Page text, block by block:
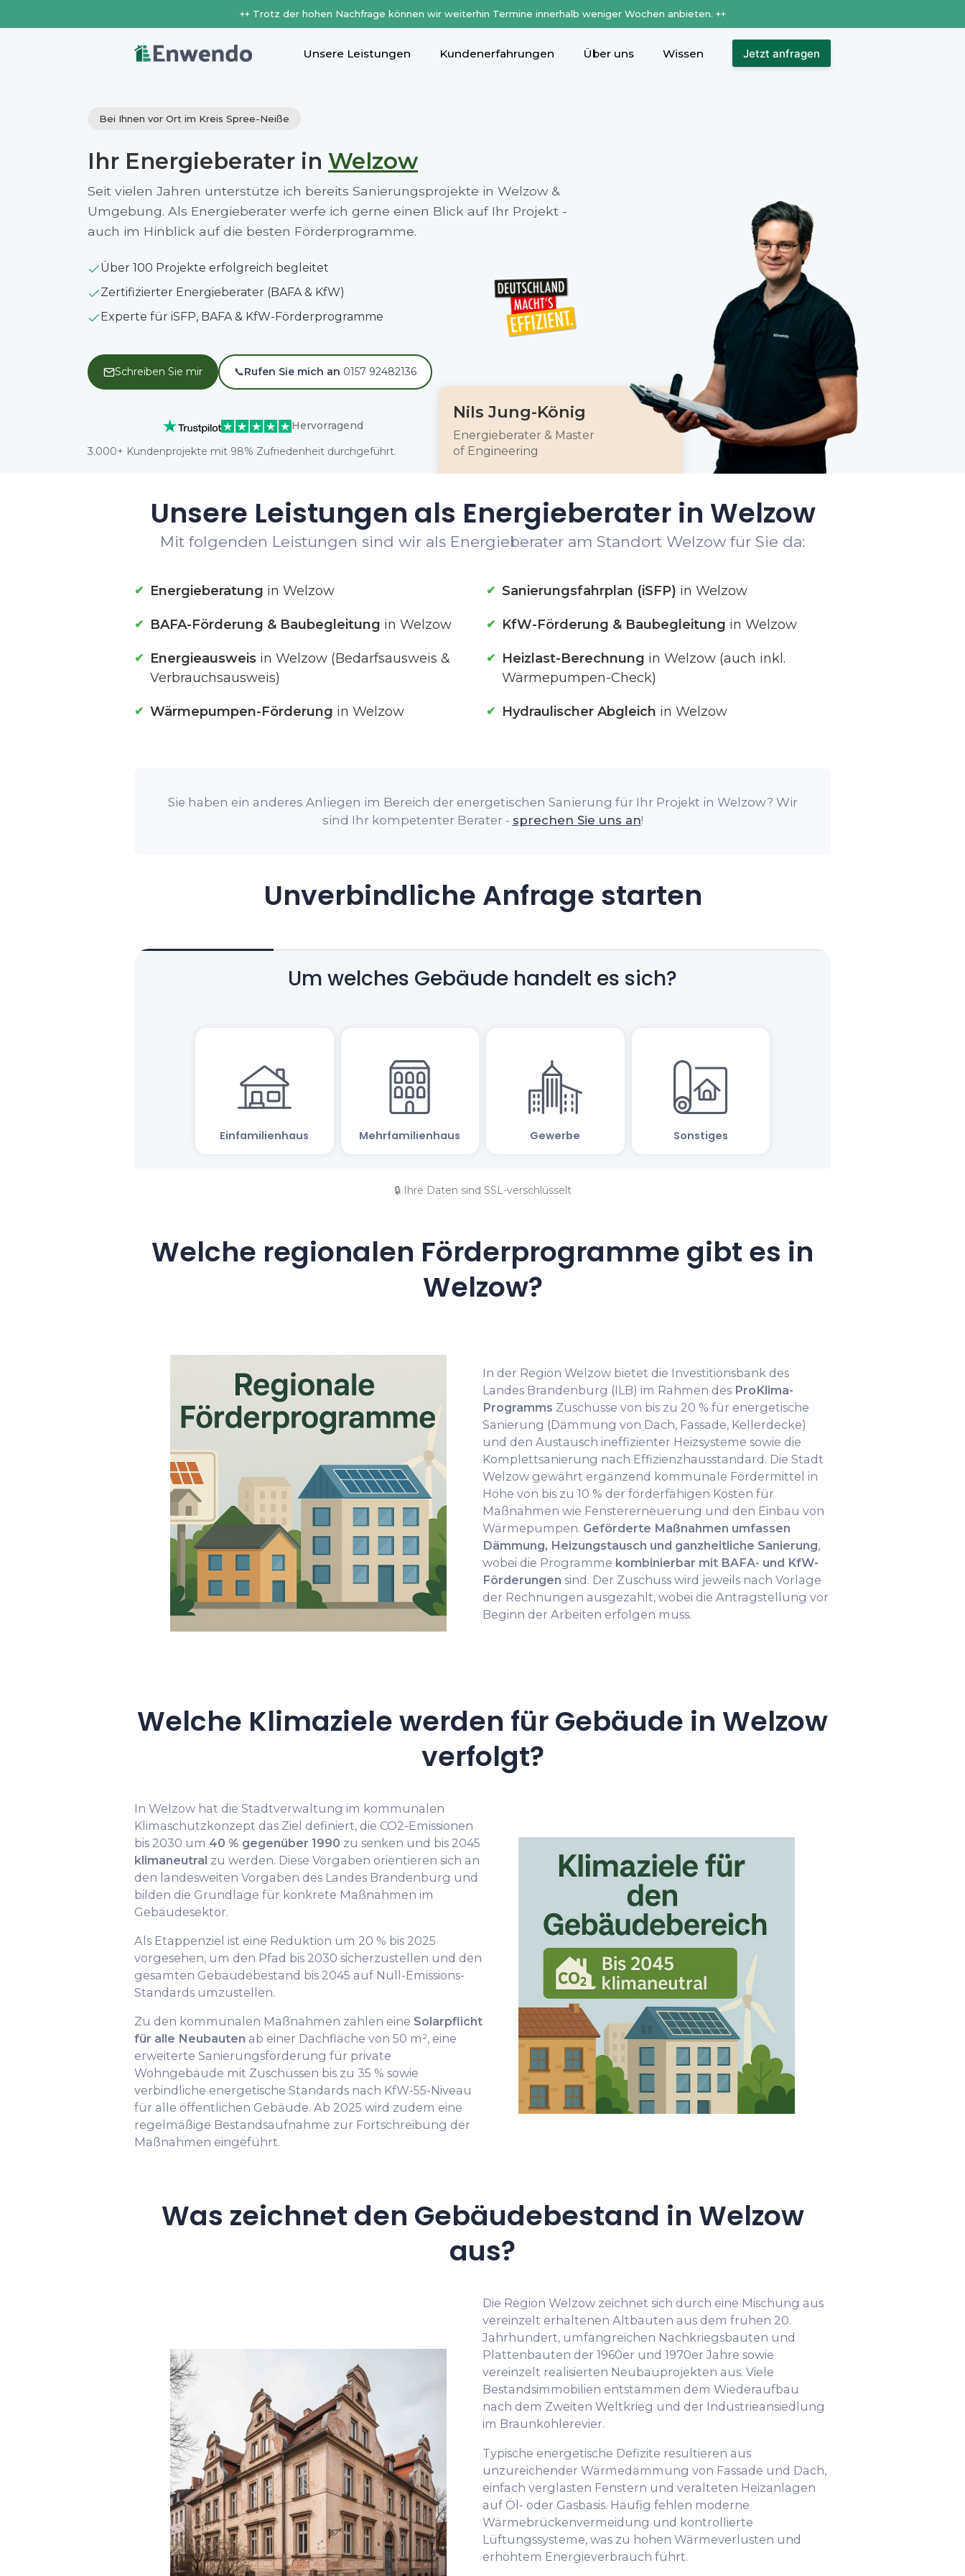
++ Trotz der hohen Nachfrage können wir weiterhin Termine innerhalb weniger Wochen anbieten. ++
Unsere Leistungen Kundenerfahrungen Über uns Wissen Jetzt anfragen
Bei Ihnen vor Ort im Kreis Spree-Neiße
Ihr Energieberater in Welzow
Seit vielen Jahren unterstütze ich bereits Sanierungsprojekte in Welzow &
Umgebung. Als Energieberater werfe ich gerne einen Blick auf Ihr Projekt -
auch im Hinblick auf die besten Förderprogramme.
Über 100 Projekte erfolgreich begleitet
Zertifizierter Energieberater (BAFA & KfW)
Experte für iSFP, BAFA & KfW-Förderprogramme
Schreiben Sie mir 📞Rufen Sie mich an 0157 92482136
Hervorragend
3.000+ Kundenprojekte mit 98% Zufriedenheit durchgeführt.
Nils Jung-König
Energieberater & Master
of Engineering
Unsere Leistungen als Energieberater in Welzow
Mit folgenden Leistungen sind wir als Energieberater am Standort Welzow für Sie da:
Energieberatung in Welzow Sanierungsfahrplan (iSFP) in Welzow
BAFA-Förderung & Baubegleitung in Welzow KfW-Förderung & Baubegleitung in Welzow
Energieausweis in Welzow (Bedarfsausweis &
Verbrauchsausweis)
Heizlast-Berechnung in Welzow (auch inkl.
Wärmepumpen-Check)
Wärmepumpen-Förderung in Welzow Hydraulischer Abgleich in Welzow
Sie haben ein anderes Anliegen im Bereich der energetischen Sanierung für Ihr Projekt in Welzow? Wir
sind Ihr kompetenter Berater - sprechen Sie uns an!
Unverbindliche Anfrage starten
🔒 Ihre Daten sind SSL-verschlüsselt
Welche regionalen Förderprogramme gibt es in
Welzow?
In der Region Welzow bietet die Investitionsbank des
Landes Brandenburg (ILB) im Rahmen des ProKlima-
Programms Zuschüsse von bis zu 20 % für energetische
Sanierung (Dämmung von Dach, Fassade, Kellerdecke)
und den Austausch ineffizienter Heizsysteme sowie die
Komplettsanierung nach Effizienzhausstandard. Die Stadt
Welzow gewährt ergänzend kommunale Fördermittel in
Höhe von bis zu 10 % der förderfähigen Kosten für
Maßnahmen wie Fenstererneuerung und den Einbau von
Wärmepumpen. Geförderte Maßnahmen umfassen
Dämmung, Heizungstausch und ganzheitliche Sanierung,
wobei die Programme kombinierbar mit BAFA- und KfW-
Förderungen sind. Der Zuschuss wird jeweils nach Vorlage
der Rechnungen ausgezahlt, wobei die Antragstellung vor
Beginn der Arbeiten erfolgen muss.
Welche Klimaziele werden für Gebäude in Welzow
verfolgt?
In Welzow hat die Stadtverwaltung im kommunalen
Klimaschutzkonzept das Ziel definiert, die CO2-Emissionen
bis 2030 um 40 % gegenüber 1990 zu senken und bis 2045
klimaneutral zu werden. Diese Vorgaben orientieren sich an
den landesweiten Vorgaben des Landes Brandenburg und
bilden die Grundlage für konkrete Maßnahmen im
Gebäudesektor.
Als Etappenziel ist eine Reduktion um 20 % bis 2025
vorgesehen, um den Pfad bis 2030 sicherzustellen und den
gesamten Gebäudebestand bis 2045 auf Null-Emissions-
Standards umzustellen.
Zu den kommunalen Maßnahmen zählen eine Solarpflicht
für alle Neubauten ab einer Dachfläche von 50 m², eine
erweiterte Sanierungsförderung für private
Wohngebäude mit Zuschüssen bis zu 35 % sowie
verbindliche energetische Standards nach KfW-55-Niveau
für alle öffentlichen Gebäude. Ab 2025 wird zudem eine
regelmäßige Bestandsaufnahme zur Fortschreibung der
Maßnahmen eingeführt.
Was zeichnet den Gebäudebestand in Welzow
aus?
Die Region Welzow zeichnet sich durch eine Mischung aus
vereinzelt erhaltenen Altbauten aus dem frühen 20.
Jahrhundert, umfangreichen Nachkriegsbauten und
Plattenbauten der 1960er und 1970er Jahre sowie
vereinzelt realisierten Neubauprojekten aus. Viele
Bestandsimmobilien entstammen dem Wiederaufbau
nach dem Zweiten Weltkrieg und der Industrieansiedlung
im Braunkohlerevier.
Typische energetische Defizite resultieren aus
unzureichender Wärmedämmung von Fassade und Dach,
einfach verglasten Fenstern und veralteten Heizanlagen
auf Öl- oder Gasbasis. Häufig fehlen moderne
Wärmebrückenvermeidung und kontrollierte
Lüftungssysteme, was zu hohen Wärmeverlusten und
erhöhtem Energieverbrauch führt.